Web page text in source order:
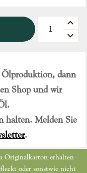
dann
Shop und wir
halten. Melden Sie
.
Originalkarton erhalten
oder sonstwie nicht